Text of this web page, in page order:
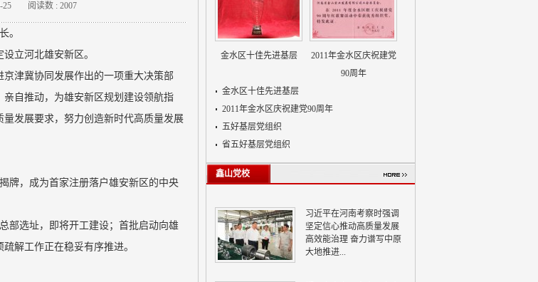
25 阅读数 : 2007
。
立河北雄安新区。
津冀协同发展作出的一项重大决策部
自推动，为雄安新区规划建设领航指
发展要求，努力创造新时代高质量发展
牌，成为首家注册落户雄安新区的中央
部选址，即将开工建设；首批启动向雄
解工作正在稳妥有序推进。
金水区十佳先进基层
2011年金水区庆祝建党
90周年
金水区十佳先进基层
2011年金水区庆祝建党90周年
五好基层党组织
省五好基层党组织
鑫山党校
习近平在河南考察时强调
坚定信心推动高质量发展
高效能治理 奋力谱写中原
大地推进...